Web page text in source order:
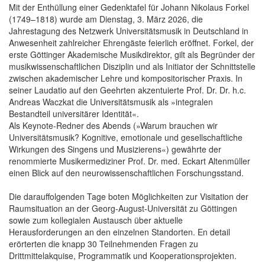
Mit der Enthüllung einer Gedenktafel für Johann Nikolaus Forkel
(1749–1818) wurde am Dienstag, 3. März 2026, die
Jahrestagung des Netzwerk Universitätsmusik in Deutschland in
Anwesenheit zahlreicher Ehrengäste feierlich eröffnet. Forkel, der
erste Göttinger Akademische Musikdirektor, gilt als Begründer der
musikwissenschaftlichen Disziplin und als Initiator der Schnittstelle
zwischen akademischer Lehre und kompositorischer Praxis. In
seiner Laudatio auf den Geehrten akzentuierte Prof. Dr. Dr. h.c.
Andreas Waczkat die Universitätsmusik als »integralen
Bestandteil universitärer Identität«.
Als Keynote-Redner des Abends (»Warum brauchen wir
Universitätsmusik? Kognitive, emotionale und gesellschaftliche
Wirkungen des Singens und Musizierens«) gewährte der
renommierte Musikermediziner Prof. Dr. med. Eckart Altenmüller
einen Blick auf den neurowissenschaftlichen Forschungsstand.
Die darauffolgenden Tage boten Möglichkeiten zur Visitation der
Raumsituation an der Georg-August-Universität zu Göttingen
sowie zum kollegialen Austausch über aktuelle
Herausforderungen an den einzelnen Standorten. En detail
erörterten die knapp 30 Teilnehmenden Fragen zu
Drittmittelakquise, Programmatik und Kooperationsprojekten.